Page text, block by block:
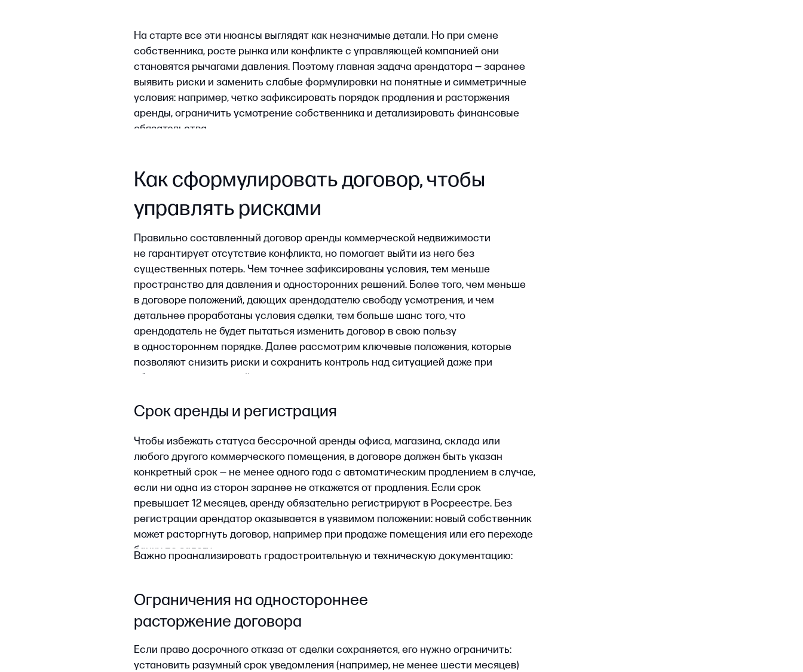
управлять рисками
Правильно составленный договор аренды коммерческой недвижимости
не гарантирует отсутствие конфликта, но помогает выйти из него без
существенных потерь. Чем точнее зафиксированы условия, тем меньше
пространство для давления и односторонних решений. Более того, чем меньше
в договоре положений, дающих арендодателю свободу усмотрения, и чем
детальнее проработаны условия сделки, тем больше шанс того, что
обострении отношений с арендодателем.
Срок аренды и регистрация
Чтобы избежать статуса бессрочной аренды офиса, магазина, склада или
любого другого коммерческого помещения, в договоре должен быть указан
конкретный срок — не менее одного года с автоматическим продлением в случае,
если ни одна из сторон заранее не откажется от продления. Если срок
превышает 12 месяцев, аренду обязательно регистрируют в Росреестре. Без
регистрации арендатор оказывается в уязвимом положении: новый собственник
может расторгнуть договор, например при продаже помещения или его переходе
банку по залогу.
Важно проанализировать градостроительную и техническую документацию:
Ограничения на одностороннее
Если право досрочного отказа от сделки сохраняется, его нужно ограничить:
установить разумный срок уведомления (например, не менее шести месяцев)
или предусмотреть компенсацию. При этом компенсацию лучше оформлять
не как неустойку, а как заранее согласованные имущественные потери — такой
подход реже пересматривается судами и делает исход спора более
предсказуемым.
Еще один эффективный инструмент защиты прав арендатора — механизм
замещающей сделки: при досрочном расторжении договора аренды по вине
арендодателя арендатор вправе взыскать с него разницу между арендной
платой по новому и по старому контракту. Такие убытки легче всего обосновать
Финансовые условия и предсказуемость
платежей
платы должно быть ограничено конкретным процентом или привязано
к конкретному индексу (например, индексу потребительских цен Росстата),